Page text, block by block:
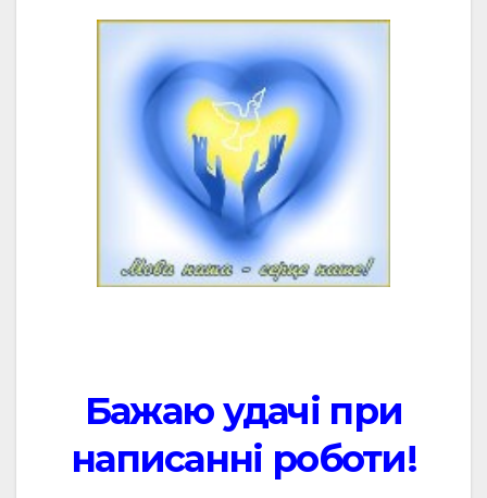
Бажаю удачі при
написанні роботи!